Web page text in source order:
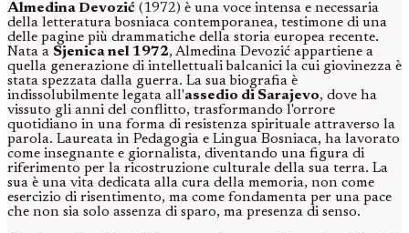
Almedina Devozić (1972) è una voce intensa e necessaria
della letteratura bosniaca contemporanea, testimone di una
delle pagine più drammatiche della storia europea recente.
Nata a Sjenica nel 1972, Almedina Devozić appartiene a
quella generazione di intellettuali balcanici la cui giovinezza è
stata spezzata dalla guerra. La sua biografia è
indissolubilmente legata all'assedio di Sarajevo, dove ha
vissuto gli anni del conflitto, trasformando l'orrore
quotidiano in una forma di resistenza spirituale attraverso la
parola. Laureata in Pedagogia e Lingua Bosniaca, ha lavorato
come insegnante e giornalista, diventando una figura di
riferimento per la ricostruzione culturale della sua terra. La
sua è una vita dedicata alla cura della memoria, non come
esercizio di risentimento, ma come fondamenta per una pace
che non sia solo assenza di sparo, ma presenza di senso.